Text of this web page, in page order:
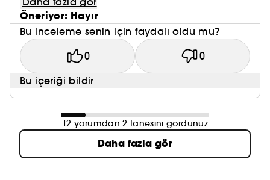
Öneriyor: Hayır
Bu inceleme senin için faydalı oldu mu?
0 0
Bu içeriği bildir
12 yorumdan 2 tanesini gördünüz
Daha fazla gör